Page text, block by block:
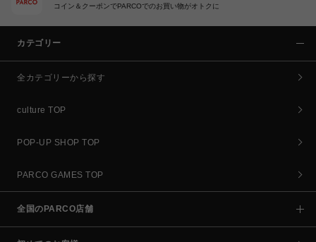
コイン＆クーポンでPARCOでのお買い物がオトクに
カテゴリー
全カテゴリーから探す
culture TOP
POP-UP SHOP TOP
PARCO GAMES TOP
全国のPARCO店舗